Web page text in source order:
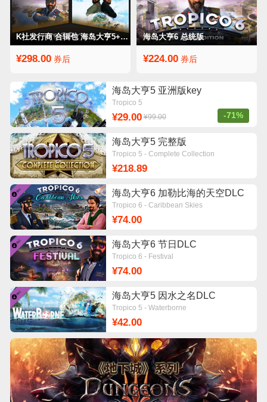
K社发行商 合辑包 海岛大亨5+6合辑
¥298.00券后
海岛大亨6 总统版
¥224.00券后
海岛大亨5 亚洲版key
Tropico 5
¥29.00 ¥99.00 -71%
海岛大亨5 完整版
Tropico 5 - Complete Collection
¥218.89
海岛大亨6 加勒比海的天空DLC
Tropico 6 - Caribbean Skies
¥74.00
海岛大亨6 节日DLC
Tropico 6 - Festival
¥74.00
海岛大亨5 因水之名DLC
Tropico 5 - Waterborne
¥42.00